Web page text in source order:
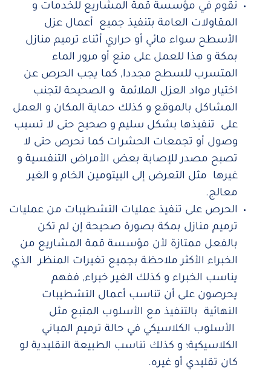
نقوم في مؤسسة قمة المشاريع للخدمات و
المقاولات العامة بتنفيذ جميع أعمال عزل
الأسطح سواء مائي أو حراري أثناء ترميم منازل
بمكة و هذا للعمل على منع أو مرور الماء
المتسرب للسطح مجددا, كما يجب الحرص عن
اختيار مواد العزل الملائمة و الصحيحة لتجنب
المشاكل بالموقع و كذلك حماية المكان و العمل
على تنفيذها بشكل سليم و صحيح حتى لا تسبب
وصول أو تجمعات الحشرات كما نحرص حتى لا
تصبح مصدر للإصابة بعض الأمراض التنفسية و
غيرها مثل التعرض إلى البيتومين الخام و الغير
معالج.
الحرص على تنفيذ عمليات التشطيبات من عمليات
ترميم منازل بمكة بصورة صحيحة إن لم تكن
بالفعل ممتازة لأن مؤسسة قمة المشاريع من
الخبراء الأكثر ملاحظة بجميع تغيرات المنظر الذي
يناسب الخبراء و كذلك الغير خبراء, ففهم
يحرصون على أن تناسب أعمال التشطيبات
النهائية بالتنفيذ مع الأسلوب المتبع مثل
الأسلوب الكلاسيكي في حالة ترميم المباني
الكلاسيكية؛ و كذلك تناسب الطبيعة التقليدية لو
كان تقليدي أو غيره.